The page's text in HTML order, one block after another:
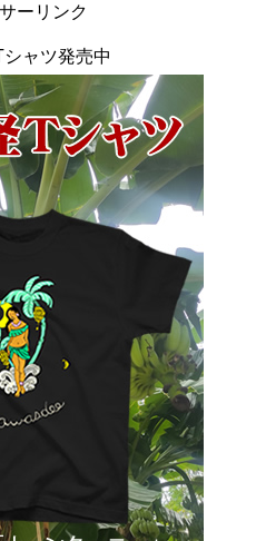
ーリンク
ャツ発売中